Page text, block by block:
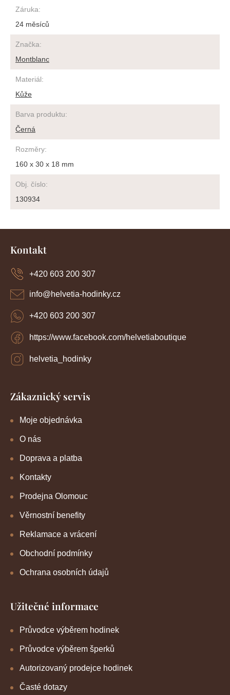
Záruka:
24 měsíců
Značka:
Montblanc
Materiál:
Kůže
Barva produktu:
Černá
Rozměry:
160 x 30 x 18 mm
Obj. číslo:
130934
Kontakt
info@helvetia-hodinky.cz
+420 603 200 307
https://www.facebook.com/helvetiaboutique
helvetia_hodinky
+420 603 200 307
Zákaznický servis
Moje objednávka
O nás
Doprava a platba
Kontakty
Prodejna Olomouc
Věrnostní benefity
Reklamace a vrácení
Obchodní podmínky
Ochrana osobních údajů
Užitečné informace
Průvodce výběrem hodinek
Průvodce výběrem šperků
Autorizovaný prodejce hodinek
Časté dotazy